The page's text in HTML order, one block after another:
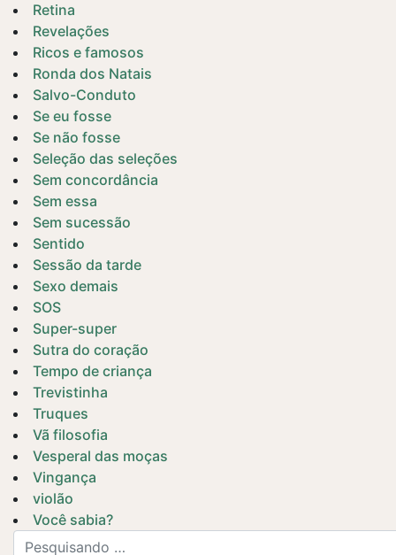
Retina
Revelações
Ricos e famosos
Ronda dos Natais
Salvo-Conduto
Se eu fosse
Se não fosse
Seleção das seleções
Sem concordância
Sem essa
Sem sucessão
Sentido
Sessão da tarde
Sexo demais
SOS
Super-super
Sutra do coração
Tempo de criança
Trevistinha
Truques
Vã filosofia
Vesperal das moças
Vingança
violão
Você sabia?